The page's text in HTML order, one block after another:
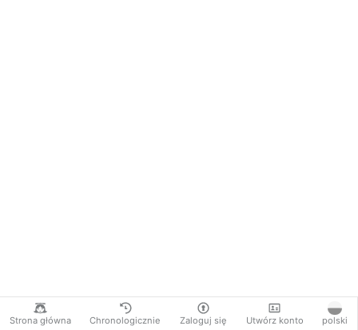
Strona główna Chronologicznie Zaloguj się Utwórz konto polski